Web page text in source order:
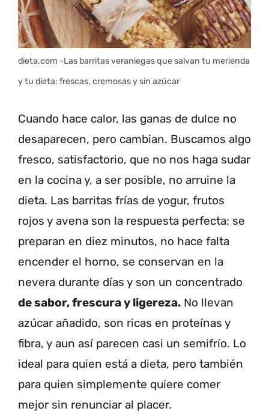
dieta.com -Las barritas veraniegas que salvan tu merienda
y tu dieta: frescas, cremosas y sin azúcar
Cuando hace calor, las ganas de dulce no
desaparecen, pero cambian. Buscamos algo
fresco, satisfactorio, que no nos haga sudar
en la cocina y, a ser posible, no arruine la
dieta. Las barritas frías de yogur, frutos
rojos y avena son la respuesta perfecta: se
preparan en diez minutos, no hace falta
encender el horno, se conservan en la
nevera durante días y son un concentrado
de sabor, frescura y ligereza. No llevan
azúcar añadido, son ricas en proteínas y
fibra, y aun así parecen casi un semifrío. Lo
ideal para quien está a dieta, pero también
para quien simplemente quiere comer
mejor sin renunciar al placer.